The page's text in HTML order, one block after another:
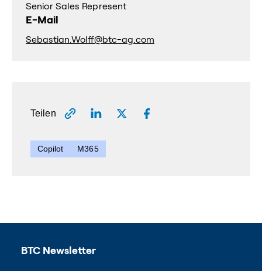
Senior Sales Represent
E-Mail
Sebastian.Wolff@btc-ag.com
Teilen
Copilot M365
BTC Newsletter